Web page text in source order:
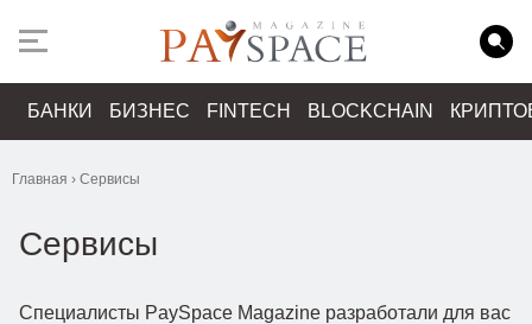
БАНКИ БИЗНЕС FINTECH BLOCKCHAIN
Главная › Сервисы
Сервисы
Специалисты PaySpace Magazine разработали для вас